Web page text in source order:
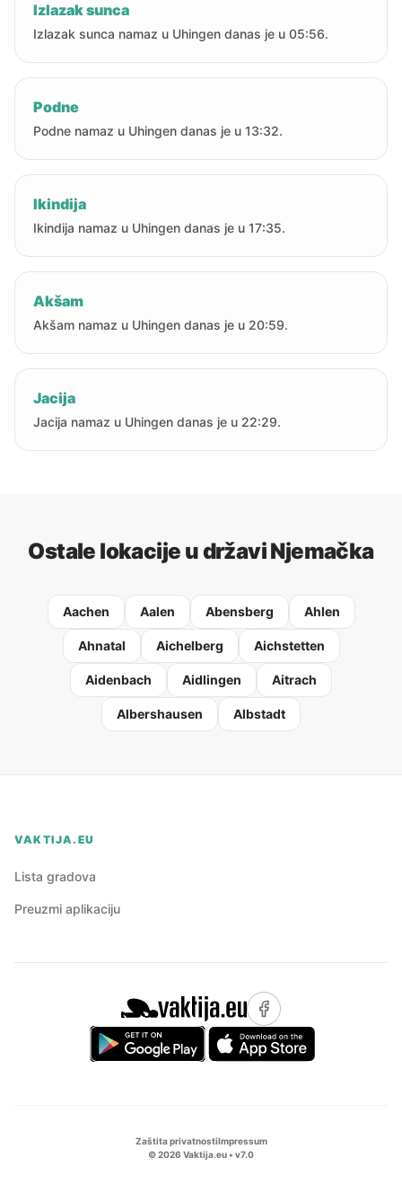
Izlazak sunca
Izlazak sunca namaz u Uhingen danas je u 05:56.
Podne
Podne namaz u Uhingen danas je u 13:32.
Ikindija
Ikindija namaz u Uhingen danas je u 17:35.
Akšam
Akšam namaz u Uhingen danas je u 20:59.
Jacija
Jacija namaz u Uhingen danas je u 22:29.
Ostale lokacije u državi Njemačka
Aachen Aalen Abensberg Ahlen
Ahnatal Aichelberg Aichstetten
Aidenbach Aidlingen Aitrach
Albershausen Albstadt
VAKTIJA.EU
Lista gradova
Preuzmi aplikaciju
Zaštita privatnostiImpressum
©2026 Vaktija.eu • v7.0